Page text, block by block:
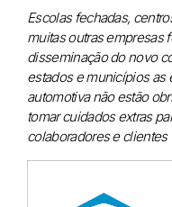
Escolas fechadas,
muitas outras empresas
disseminação do novo
estados e municípios as
automotiva não estão
tomar cuidados extras
colaboradores e clientes